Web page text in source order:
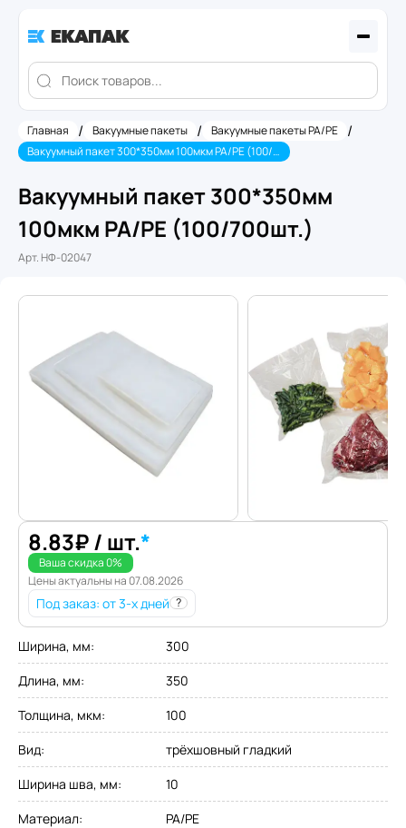
Главная / Вакуумные пакеты / Вакуумные пакеты PA/PE /
Вакуумный пакет 300*350мм 100мкм PA/PE (100/700шт.)
Вакуумный пакет 300*350мм
100мкм PA/PE (100/700шт.)
Арт. НФ-02047
8.83₽/ шт.*
Ваша скидка0%
Цены актуальны на 07.08.2026
Под заказ: от 3-х дней ?
Ширина, мм:
300
Длина, мм:
350
Толщина, мкм:
100
Вид:
трёхшовный гладкий
Ширина шва, мм:
10
Материал:
PA/PE